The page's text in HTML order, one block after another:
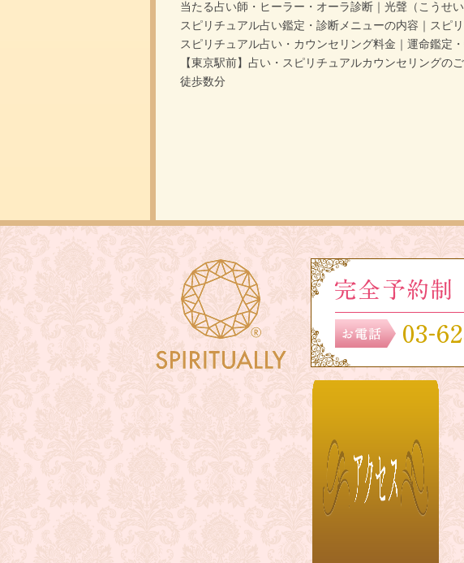
当たる占い師・ヒーラー・オーラ診断｜光聲（こうせ
スピリチュアル占い鑑定・診断メニューの内容｜スピ
スピリチュアル占い・カウンセリング料金｜運命鑑定
【東京駅前】占い・スピリチュアルカウンセリングの
徒歩数分